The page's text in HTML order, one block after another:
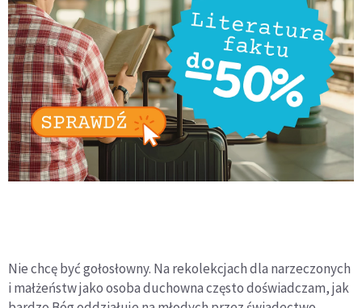
Nie chcę być gołosłowny. Na rekolekcjach dla narzeczonych
i małżeństw jako osoba duchowna często doświadczam, jak